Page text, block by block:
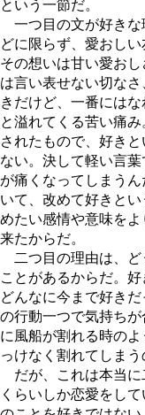
という一節だ。
一つ目の文が好きな
どに限らず、愛おし
その想いは甘い愛お
は言い表せない切な
きだけど、一番には
と溢れてくる苦い痛
されたもので、好き
ない。決して軽い言
が痛くなってしまう
いて、改めて好きと
めたい感情や意味を
来たからだ。
二つ目の理由は、ど
ことがあるからだ。
どんなに今まで好き
の行動一つで気持ち
に風船が割れる時の
っけなく割れてしまう
だが、これは本当に
くらいしか恋愛をし